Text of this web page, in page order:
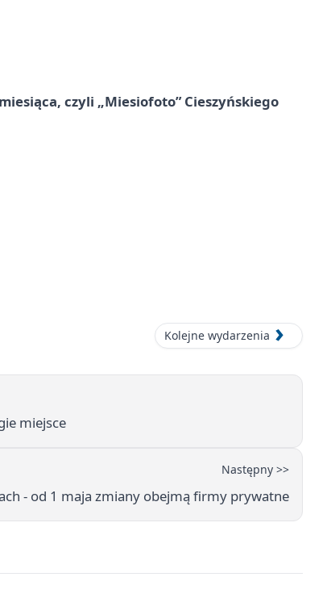
czyli „Miesiofoto” Cieszyńskiego
Kolejne wydarzenia
miejsce
Następny >>
- od 1 maja zmiany obejmą firmy prywatne